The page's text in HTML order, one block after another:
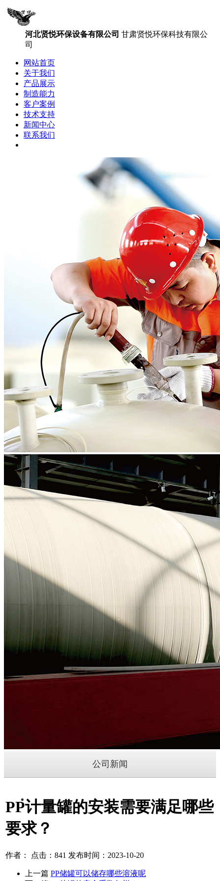
河北贤悦环保设备有限公司 甘肃贤悦环保科技有限公
司
网站首页
关于我们
产品展示
制造能力
客户案例
技术支持
新闻中心
联系我们
公司新闻
PP计量罐的安装需要满足哪些
要求？
作者： 点击：841 发布时间：2023-10-20
上一篇 PP储罐可以储存哪些溶液呢